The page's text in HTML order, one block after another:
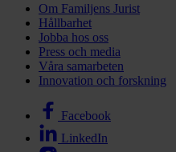
Om Familjens Jurist
Hållbarhet
Jobba hos oss
Press och media
Våra samarbeten
Innovation och forskning
Facebook
LinkedIn